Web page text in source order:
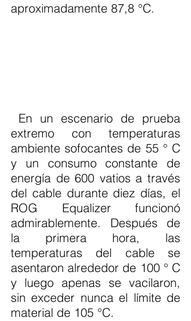
aproximadamente 87,8 °C.
extremo con temperaturas
ambiente sofocantes de 55 ° C
y un consumo constante de
energía de 600 vatios a través
del cable durante diez días, el
ROG Equalizer funcionó
admirablemente. Después de
la primera hora, las
temperaturas del cable se
asentaron alrededor de 100 ° C
y luego apenas se vacilaron,
sin exceder nunca el límite de
material de 105 °C.